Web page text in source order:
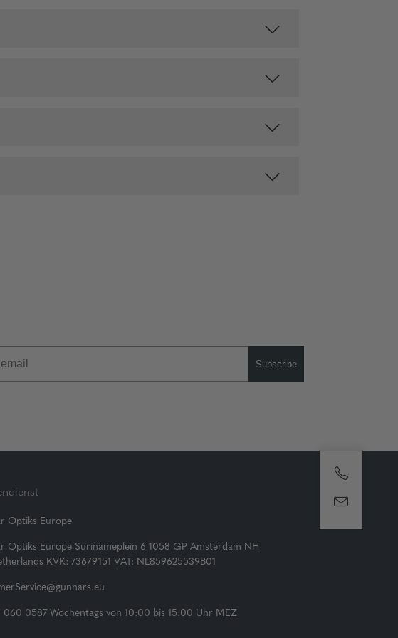
Subscribe
Optiks Europe
Optiks Europe Surinameplein 6 1058 GP Amsterdam NH
KVK: 73679151 VAT: NL859625539B01
060 0587 Wochentags von 10:00 bis 15:00 Uhr MEZ